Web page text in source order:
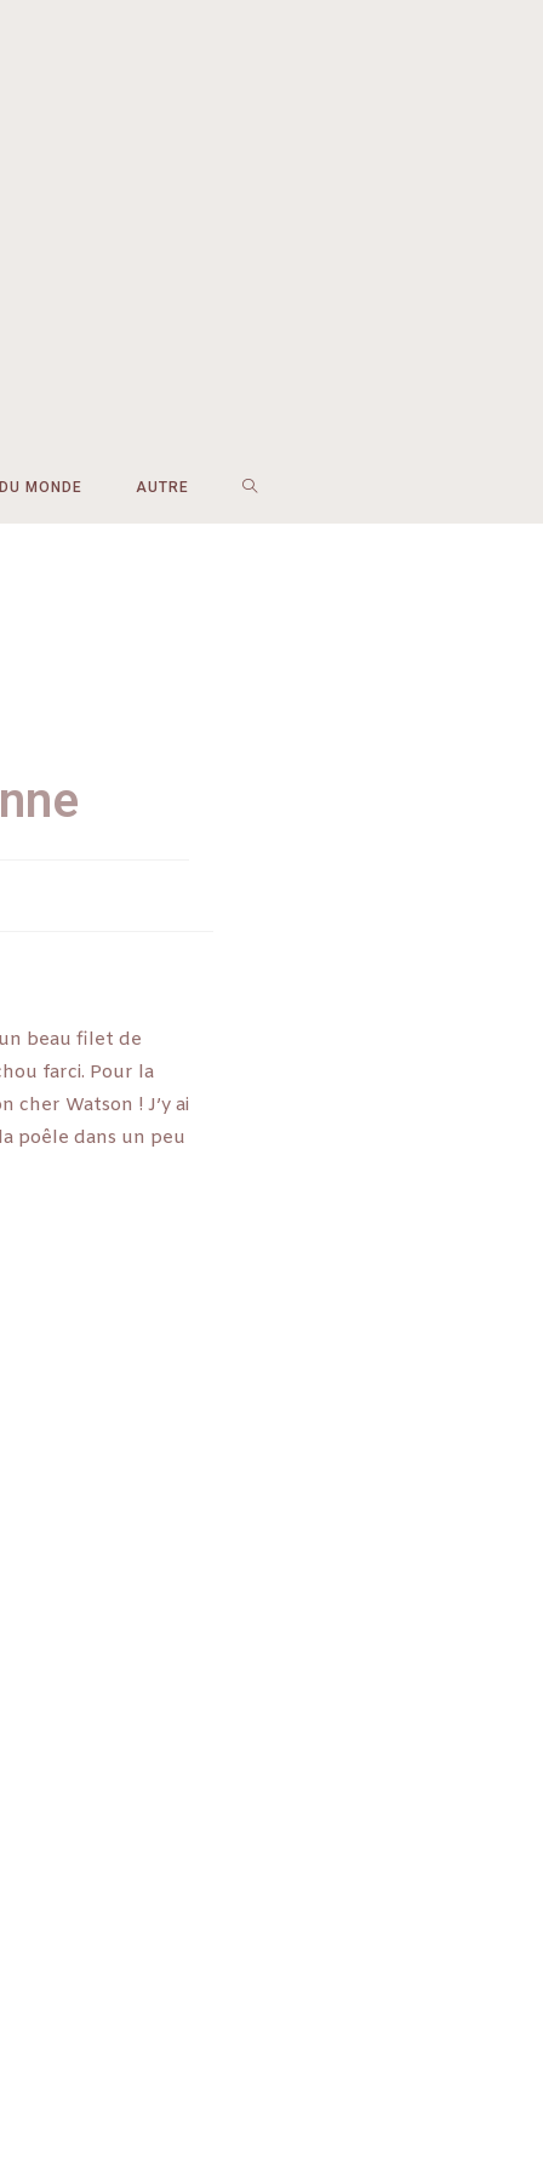
MONDE AUTRE
beau filet de
farci. Pour la
cher Watson ! J’y ai
poêle dans un peu